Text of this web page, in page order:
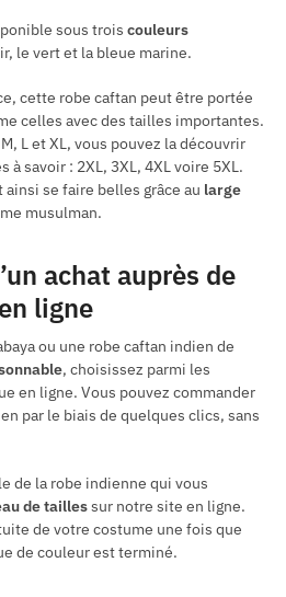
sous trois couleurs
le vert et la bleue marine.
cette robe caftan peut être portée
celles avec des tailles importantes.
L et XL, vous pouvez la découvrir
à savoir : 2XL, 3XL, 4XL voire 5XL.
se faire belles grâce au large
musulman.
achat auprès de
ligne
ou une robe caftan indien de
, choisissez parmi les
en ligne. Vous pouvez commander
par le biais de quelques clics, sans
de la robe indienne qui vous
de taillessur notre site en ligne.
de votre costume une fois que
de couleur est terminé.